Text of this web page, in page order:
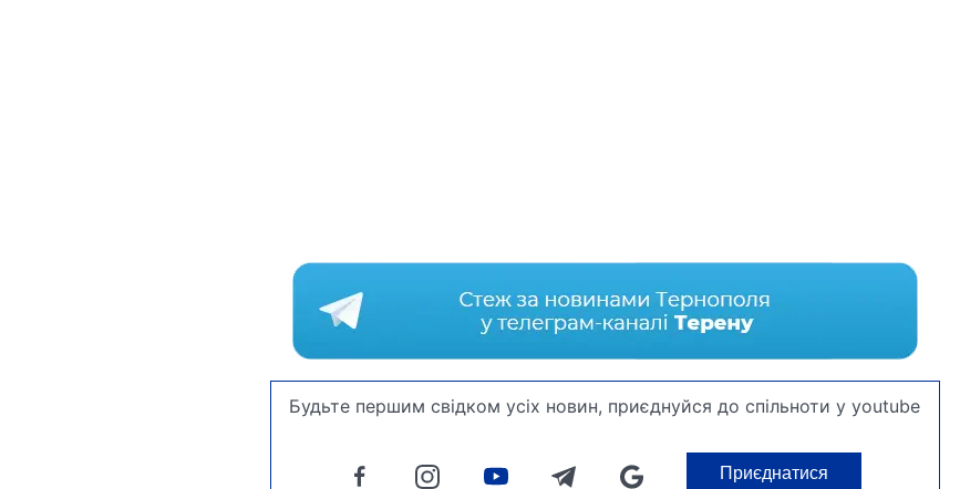
Будьте першим свідком усіх новин, приєднуйся до спільноти у youtube
Приєднатися